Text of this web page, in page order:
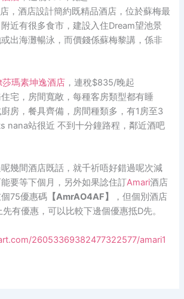
，酒店設計簡約既精品酒店，位於蘇梅最
近有很多食市，建設入住Dream望池景
出海灘暢泳，而價錢係蘇梅黎講，係非
瑪素坤逸酒店 ，連稅$835/晚起
宅，房間寬敞，每種客房類型都有睡
房，餐具齊備，房間種類多，有1房至3
nana站很近 不到十分鐘路程，鄰近酒吧
幾間酒店既話，就千祈唔好錯過呢次減
要等下個月，另外如果諗住訂Amari酒店
75優惠碼 【AmrAO4AF】
，但個別酒店
有優惠，可以比較下邊個優惠抵D先。
26053369382477322577/amari1